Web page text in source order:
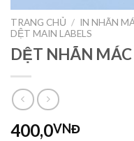
TRANG CHỦ / IN NHÃN
DỆT MAIN LABELS
DỆT NHÃN
400,0VNĐ